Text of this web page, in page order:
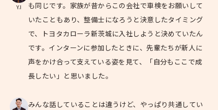
Y.I
も同じです。家族が昔からこの会社で車検をお願いして
いたこともあり、整備士になろうと決意したタイミング
で、トヨタカローラ新茨城に入社しようと決めていたん
です。インターンに参加したときに、先輩たちが新人に
声をかけ合って支えている姿を見て、「自分もここで成
長したい」と思いました。
みんな話していることは違うけど、やっぱり共通してい